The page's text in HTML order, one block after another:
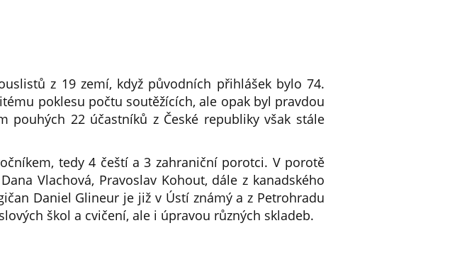
z 19 zemí, když původních přihlášek bylo 74.
poklesu počtu soutěžících, ale opak byl pravdou
pouhých 22 účastníků z České republiky však stále
tedy 4 čeští a 3 zahraniční porotci. V porotě
Vlachová, Pravoslav Kohout, dále z kanadského
Daniel Glineur je již v Ústí známý a z Petrohradu
škol a cvičení, ale i úpravou různých skladeb.